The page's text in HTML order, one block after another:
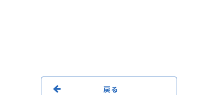
戻る